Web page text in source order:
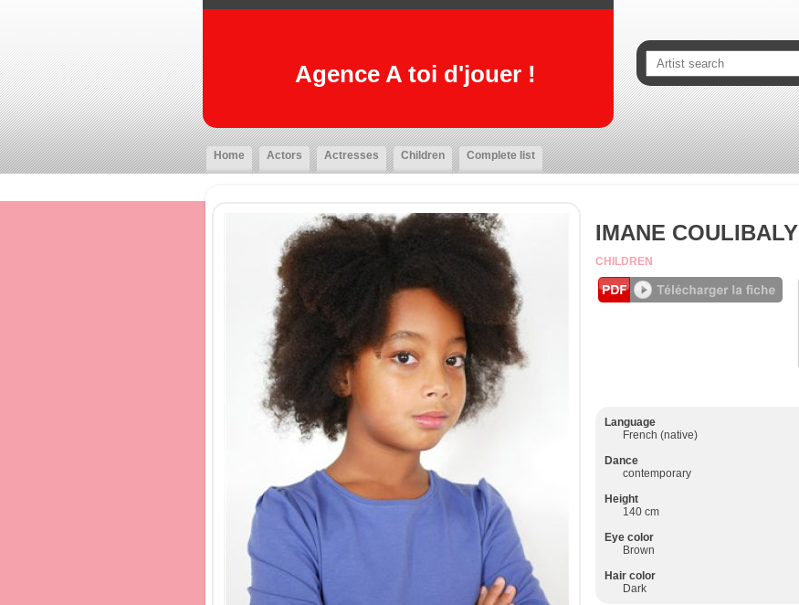
Agence A toi d'jouer !
Home Actors Actresses Children Complete list
IMANE COULIBALY
CHILDREN
Language
French (native)
Dance
contemporary
Height
140 cm
Eye color
Brown
Hair color
Dark